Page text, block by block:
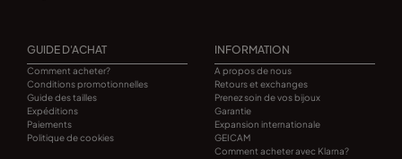
GUIDE D'ACHAT
Comment acheter?
Conditions promotionnelles
Guide des tailles
Expéditions
Paiements
Politique de cookies
INFORMATION
A propos de nous
Retours et exchanges
Prenez soin de vos bijoux
Garantie
Expansion internationale
GEICAM
Comment acheter avec Klarna?